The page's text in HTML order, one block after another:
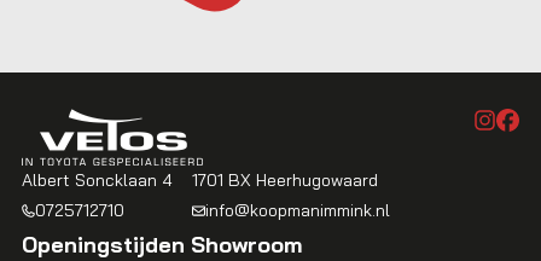
Albert Soncklaan 4
1701 BX Heerhugowaard
0725712710
info@koopmanimmink.nl
Openingstijden Showroom